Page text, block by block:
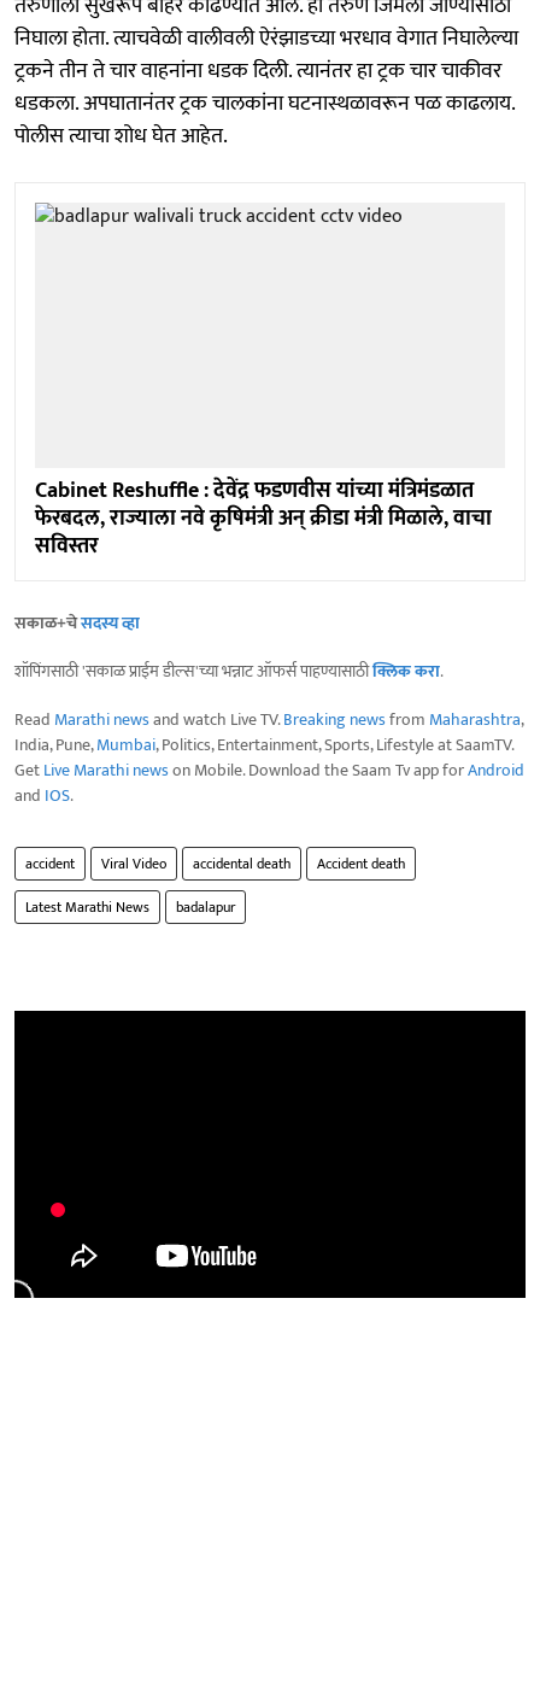
निघाला होता. त्याचवेळी वालीवली ऐरंझाडच्या भरधाव वेगात निघालेल्या
ट्रकने तीन ते चार वाहनांना धडक दिली. त्यानंतर हा ट्रक चार चाकीवर
धडकला. अपघातानंतर ट्रक चालकांना घटनास्थळावरून पळ काढलाय.
पोलीस त्याचा शोध घेत आहेत.
Cabinet Reshuffle : देवेंद्र फडणवीस यांच्या मंत्रिमंडळात
फेरबदल, राज्याला नवे कृषिमंत्री अन् क्रीडा मंत्री मिळाले, वाचा
सविस्तर
सकाळ+चेसदस्य व्हा
शॉपिंगसाठी 'सकाळ प्राईम डील्स'च्या भन्नाट ऑफर्स पाहण्यासाठीक्लिक करा.
Read Marathi newsand watch Live TV.Breaking newsfrom Maharashtra,
India, Pune,Mumbai, Politics, Entertainment, Sports, Lifestyle at SaamTV.
GetLive Marathi newson Mobile. Download the Saam Tv app forAndroid
and IOS.
accident Viral Video accidental death
Accident death
Latest Marathi News
badalapur